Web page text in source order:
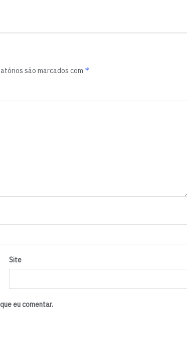
são marcados com *
Site
eu comentar.